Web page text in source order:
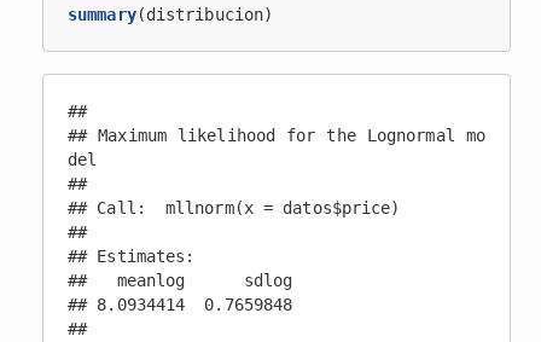
summary(distribucion)
##
## Maximum likelihood for the Lognormal mo
del
##
## Call:  mllnorm(x = datos$price)
##
## Estimates:
##   meanlog      sdlog
## 8.0934414  0.7659848
##